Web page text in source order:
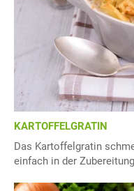
KARTOFFELGRATIN
Das Kartoffelgratin
einfach in der